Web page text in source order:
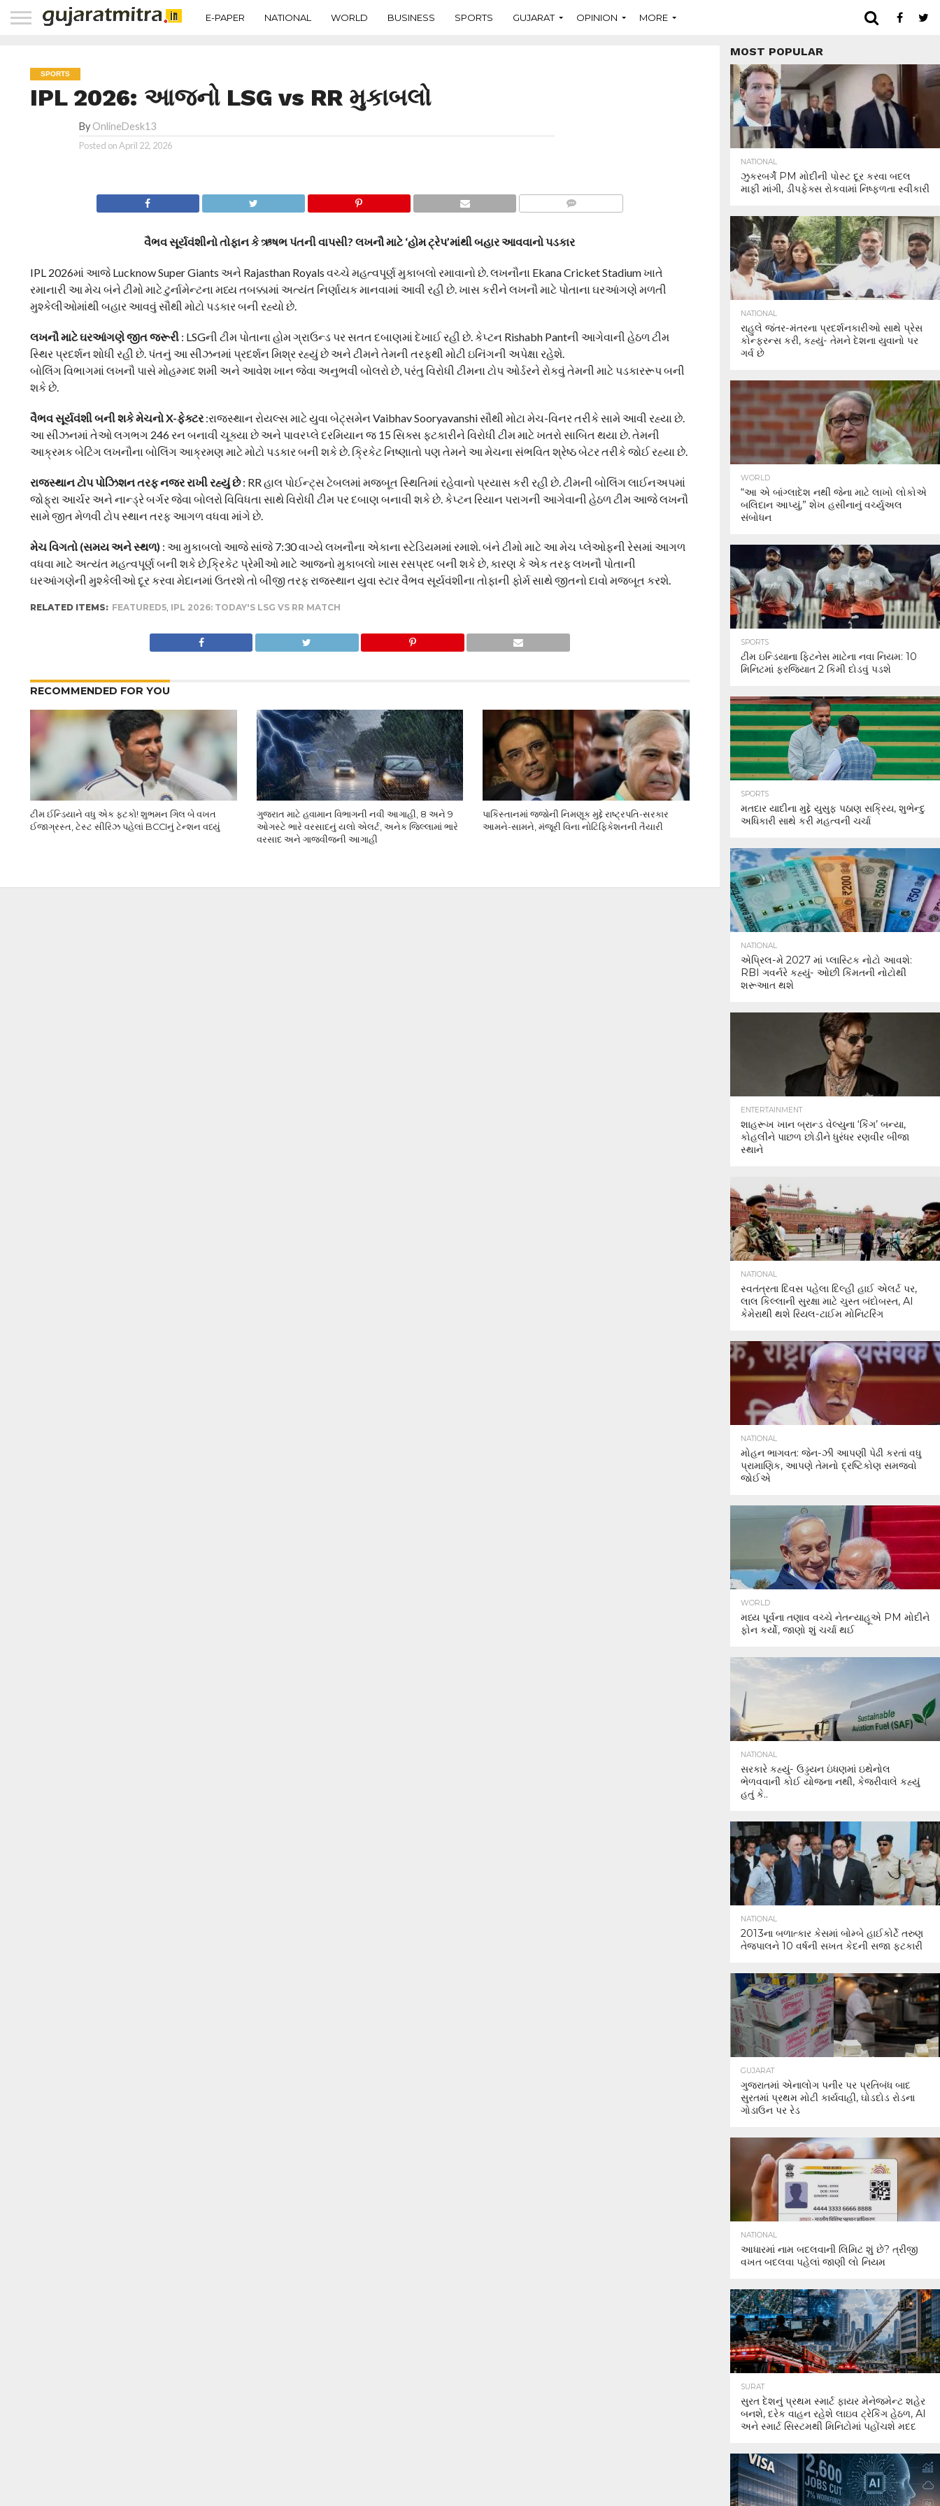
E-PAPER NATIONAL WORLD BUSINESS SPORTS GUJARAT OPINION MORE
SPORTS
IPL 2026: આજનો LSG vs RR મુકાબલો
By OnlineDesk13
Posted onApril 22, 2026
વૈભવ સૂર્યવંશીનો તોફાન કે ઋષભ પંતની વાપસી? લખનૌ માટે ‘હોમ ટ્રેપ’માંથી બહાર આવવાનો પડકાર
IPL 2026માં આજે Lucknow Super Giants અને Rajasthan Royals વચ્ચે મહત્વપૂર્ણ મુકાબલો રમાવાનો છે. લખનૌના Ekana Cricket Stadium ખાતે
રમાનારી આ મેચ બંને ટીમો માટે ટુર્નામેન્ટના મધ્ય તબક્કામાં અત્યંત નિર્ણાયક માનવામાં આવી રહી છે. ખાસ કરીને લખનૌ માટે પોતાના ઘરઆંગણે મળતી
મુશ્કેલીઓમાંથી બહાર આવવું સૌથી મોટો પડકાર બની રહ્યો છે.
લખનૌ માટે ઘરઆંગણે જીત જરૂરી: LSGની ટીમ પોતાના હોમ ગ્રાઉન્ડ પર સતત દબાણમાં દેખાઈ રહી છે. કેપ્ટન Rishabh Pantની આગેવાની હેઠળ ટીમ
સ્થિર પ્રદર્શન શોધી રહી છે. પંતનું આ સીઝનમાં પ્રદર્શન મિશ્ર રહ્યું છે અને ટીમને તેમની તરફથી મોટી ઇનિંગની અપેક્ષા રહેશે.
બોલિંગ વિભાગમાં લખનૌ પાસે મોહમ્મદ શમી અને આવેશ ખાન જેવા અનુભવી બોલરો છે, પરંતુ વિરોધી ટીમના ટોપ ઓર્ડરને રોકવું તેમની માટે પડકારરૂપ બની
શકે છે.
વૈભવ સૂર્યવંશી બની શકે મેચનો X-ફેક્ટર:રાજસ્થાન રોયલ્સ માટે યુવા બેટ્સમેન Vaibhav Sooryavanshi સૌથી મોટા મેચ-વિનર તરીકે સામે આવી રહ્યા છે.
આ સીઝનમાં તેઓ લગભગ 246 રન બનાવી ચૂક્યા છે અને પાવરપ્લે દરમિયાન જ 15 સિક્સ ફટકારીને વિરોધી ટીમ માટે ખતરો સાબિત થયા છે. તેમની
આક્રમક બેટિંગ લખનૌના બોલિંગ આક્રમણ માટે મોટો પડકાર બની શકે છે. ક્રિકેટ નિષ્ણાતો પણ તેમને આ મેચના સંભવિત શ્રેષ્ઠ બેટર તરીકે જોઈ રહ્યા છે.
રાજસ્થાન ટોપ પોઝિશન તરફ નજર રાખી રહ્યું છે: RR હાલ પોઈન્ટ્સ ટેબલમાં મજબૂત સ્થિતિમાં રહેવાનો પ્રયાસ કરી રહી છે. ટીમની બોલિંગ લાઈનઅપમાં
જોફ્રા આર્ચર અને નાન્ડ્રે બર્ગર જેવા બોલરો વિવિધતા સાથે વિરોધી ટીમ પર દબાણ બનાવી શકે છે. કેપ્ટન રિયાન પરાગની આગેવાની હેઠળ ટીમ આજે લખનૌ
સામે જીત મેળવી ટોપ સ્થાન તરફ આગળ વધવા માંગે છે.
મેચ વિગતો (સમય અને સ્થળ) : આ મુકાબલો આજે સાંજે 7:30 વાગ્યે લખનૌના એકાના સ્ટેડિયમમાં રમાશે. બંને ટીમો માટે આ મેચ પ્લેઓફની રેસમાં આગળ
વધવા માટે અત્યંત મહત્વપૂર્ણ બની શકે છે,ક્રિકેટ પ્રેમીઓ માટે આજનો મુકાબલો ખાસ રસપ્રદ બની શકે છે, કારણ કે એક તરફ લખનૌ પોતાની
ઘરઆંગણેની મુશ્કેલીઓ દૂર કરવા મેદાનમાં ઉતરશે તો બીજી તરફ રાજસ્થાન યુવા સ્ટાર વૈભવ સૂર્યવંશીના તોફાની ફોર્મ સાથે જીતનો દાવો મજબૂત કરશે.
RELATED ITEMS: FEATURED5, IPL 2026: TODAY'S LSG VS RR MATCH
RECOMMENDED FOR YOU
ટીમ ઈન્ડિયાને વધુ એક ફટકો! શુભમન ગિલ બે વખત
ઈજાગ્રસ્ત, ટેસ્ટ સીરિઝ પહેલાં BCCIનું ટેન્શન વધ્યું
ગુજરાત માટે હવામાન વિભાગની નવી આગાહી, 8 અને 9
ઓગસ્ટે ભારે વરસાદનું યલો એલર્ટ, અનેક જિલ્લામાં ભારે
વરસાદ અને ગાજવીજની આગાહી
પાકિસ્તાનમાં જજોની નિમણૂક મુદ્દે રાષ્ટ્રપતિ-સરકાર
આમને-સામને, મંજૂરી વિના નોટિફિકેશનની તૈયારી
MOST POPULAR
NATIONAL
ઝુકરબર્ગે PM મોદીની પોસ્ટ દૂર કરવા બદલ
માફી માંગી, ડીપફેક્સ રોકવામાં નિષ્ફળતા સ્વીકારી
NATIONAL
રાહુલે જંતર-મંતરના પ્રદર્શનકારીઓ સાથે પ્રેસ
કોન્ફરન્સ કરી, કહ્યું- તેમને દેશના યુવાનો પર
ગર્વ છે
WORLD
“આ એ બાંગ્લાદેશ નથી જેના માટે લાખો લોકોએ
બલિદાન આપ્યું,” શેખ હસીનાનું વર્ચ્યુઅલ
સંબોધન
SPORTS
ટીમ ઇન્ડિયાના ફિટનેસ માટેના નવા નિયમ: 10
મિનિટમાં ફરજિયાત 2 કિમી દોડવું પડશે
SPORTS
મતદાર યાદીના મુદ્દે યુસુફ પઠાણ સક્રિય, શુભેન્દુ
અધિકારી સાથે કરી મહત્વની ચર્ચા
NATIONAL
એપ્રિલ-મે 2027 માં પ્લાસ્ટિક નોટો આવશે:
RBI ગવર્નરે કહ્યું- ઓછી કિંમતની નોટોથી
શરૂઆત થશે
ENTERTAINMENT
શાહરૂખ ખાન બ્રાન્ડ વેલ્યુના ‘કિંગ’ બન્યા,
કોહલીને પાછળ છોડીને ધુરંધર રણવીર બીજા
સ્થાને
NATIONAL
સ્વતંત્રતા દિવસ પહેલા દિલ્હી હાઈ એલર્ટ પર,
લાલ કિલ્લાની સુરક્ષા માટે ચુસ્ત બંદોબસ્ત, AI
કેમેરાથી થશે રિયલ-ટાઈમ મોનિટરિંગ
NATIONAL
મોહન ભાગવત: જેન-ઝી આપણી પેઢી કરતાં વધુ
પ્રામાણિક, આપણે તેમનો દ્રષ્ટિકોણ સમજવો
જોઈએ
WORLD
મધ્ય પૂર્વના તણાવ વચ્ચે નેતન્યાહૂએ PM મોદીને
ફોન કર્યો, જાણો શું ચર્ચા થઈ
NATIONAL
સરકારે કહ્યું- ઉડ્ડયન ઇંધણમાં ઇથેનોલ
ભેળવવાની કોઈ યોજના નથી, કેજરીવાલે કહ્યું
હતું કે..
NATIONAL
2013ના બળાત્કાર કેસમાં બોમ્બે હાઈકોર્ટે તરુણ
તેજપાલને 10 વર્ષની સખત કેદની સજા ફટકારી
GUJARAT
ગુજરાતમાં એનાલોગ પનીર પર પ્રતિબંધ બાદ
સુરતમાં પ્રથમ મોટી કાર્યવાહી, ઘોડદોડ રોડના
ગોડાઉન પર રેડ
NATIONAL
આધારમાં નામ બદલવાની લિમિટ શું છે? ત્રીજી
વખત બદલવા પહેલાં જાણી લો નિયમ
SURAT
સુરત દેશનું પ્રથમ સ્માર્ટ ફાયર મેનેજમેન્ટ શહેર
બનશે, દરેક વાહન રહેશે લાઇવ ટ્રેકિંગ હેઠળ, AI
અને સ્માર્ટ સિસ્ટમથી મિનિટોમાં પહોંચશે મદદ